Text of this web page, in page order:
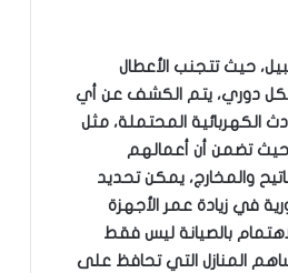
حيث تتجنب الأعطال
بشكل دوري، يتم الكشف عن أي
المحتملة، مثل
حيث تضمن أن أعمالهم
والمخارج، يمكن تحديد
في زيادة عمر الأجهزة
بالصيانة ليس فقط
المنازل التي تحافظ على